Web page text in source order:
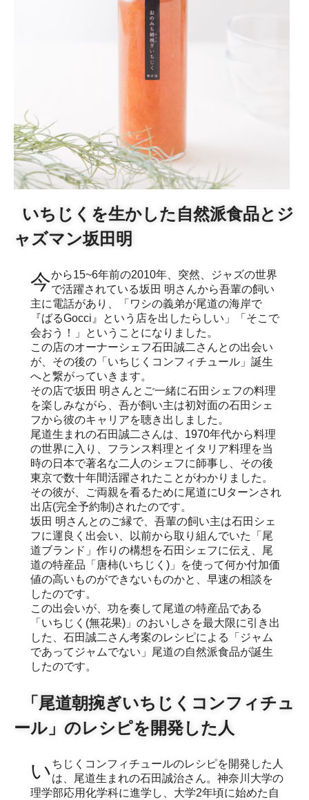
いちじくを生かした自然派食品とジ
ャズマン坂田明
今から15~6年前の2010年、突然、ジャズの世界で活躍されている坂田 明さんから吾輩の飼い
主に電話があり、「ワシの義弟が尾道の海岸で
『ばるGocci』という店を出したらしい」「そこで
会おう！」ということになりました。
この店のオーナーシェフ石田誠二さんとの出会い
が、その後の「いちじくコンフィチュール」誕生
へと繋がっていきます。
その店で坂田 明さんとご一緒に石田シェフの料理
を楽しみながら、吾が飼い主は初対面の石田シェ
フから彼のキャリアを聴き出しました。
尾道生まれの石田誠二さんは、1970年代から料理
の世界に入り、フランス料理とイタリア料理を当
時の日本で著名な二人のシェフに師事し、その後
東京で数十年間活躍されたことがわかりました。
その彼が、ご両親を看るために尾道にUターンされ
出店(完全予約制)されたのです。
坂田 明さんとのご縁で、吾輩の飼い主は石田シェ
フに運良く出会い、以前から取り組んでいた「尾
道ブランド」作りの構想を石田シェフに伝え、尾
道の特産品「唐柿(いちじく)」を使って何か付加価
値の高いものができないものかと、早速の相談を
したのです。
この出会いが、功を奏して尾道の特産品である
「いちじく(無花果)」のおいしさを最大限に引き出
した、石田誠二さん考案のレシピによる「ジャム
であってジャムでない」尾道の自然派食品が誕生
したのです。
「尾道朝捥ぎいちじくコンフィチュ
ール」のレシピを開発した人
いちじくコンフィチュールのレシピを開発した人は、尾道生まれの石田誠治さん。神奈川大学の
理学部応用化学科に進学し、大学2年頃に始めた自